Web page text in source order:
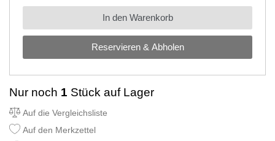
Reservieren & Abholen
In den Warenkorb
Nur noch 1 Stück auf Lager
Auf die Vergleichsliste
Auf den Merkzettel